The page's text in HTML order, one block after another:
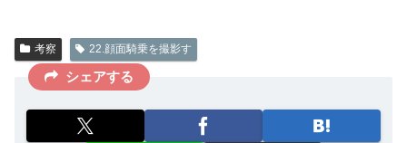
考察 22.顔面騎乗を撮影す
シェアする